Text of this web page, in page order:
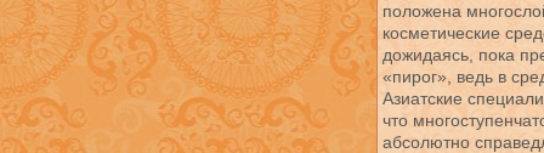
положена
косметические
дожидаясь, пока
«пирог», ведь в
Азиатские
что
абсолютно